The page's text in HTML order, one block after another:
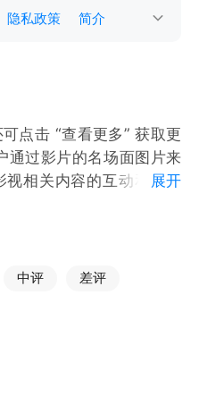
隐私政策 简介
点击 “查看更多” 获取更
通过影片的名场面图片来
相关内容的互动和娱乐
后，在录制软件拍摄时就
数和预计录制时间，方便
展开
中评 差评